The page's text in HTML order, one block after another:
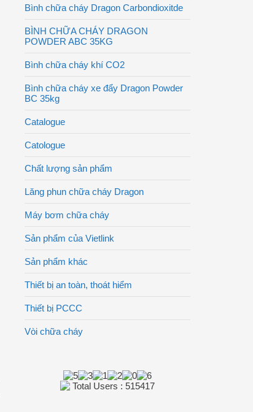
Bình chữa cháy Dragon Carbondioxitde
BÌNH CHỮA CHÁY DRAGON
POWDER ABC 35KG
Bình chữa cháy khí CO2
Bình chữa cháy xe đẩy Dragon Powder
BC 35kg
Catalogue
Catologue
Chất lượng sản phẩm
Lăng phun chữa cháy Dragon
Máy bơm chữa cháy
Sản phẩm của Vietlink
Sản phẩm khác
Thiết bị an toàn, thoát hiểm
Thiết bị PCCC
Vòi chữa cháy
Total Users : 515417